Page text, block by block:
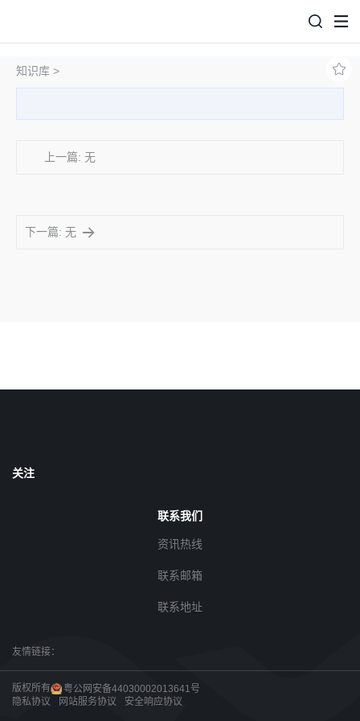
知识库 >
上一篇: 无
下一篇: 无
关注
联系我们
资讯热线
联系邮箱
联系地址
友情链接：
版权所有
粤公网安备44030002013641号
隐私协议
网站服务协议 安全响应协议